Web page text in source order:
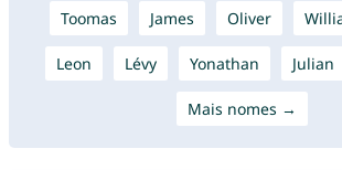
Toomas James Oliver
Leon Lévy Yonathan Julian
Mais nomes →